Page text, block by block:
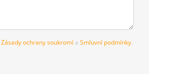
Zásady ochrany soukromí a Smluvní podmínky.